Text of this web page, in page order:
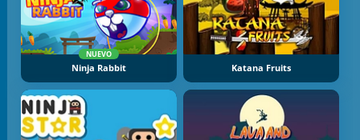
NUEVO
Ninja Rabbit Katana Fruits